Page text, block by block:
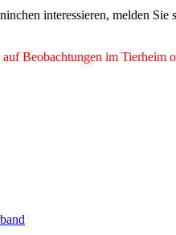
interessieren, melden
Beobachtungen im